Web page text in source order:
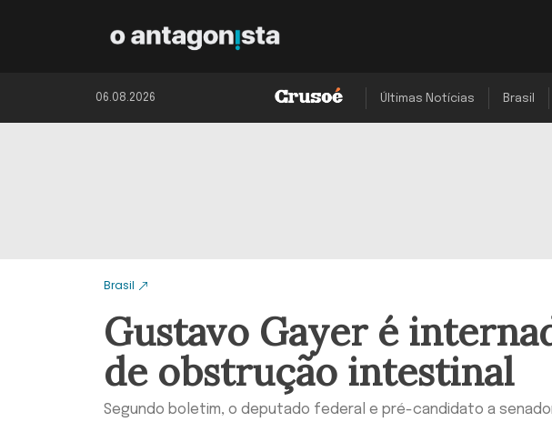
06.08.2026 Últimas Notícias Brasil
Brasil
Gustavo Gayer é
de obstrução intestinal
Segundo boletim, o deputado federal e pré-candidato a